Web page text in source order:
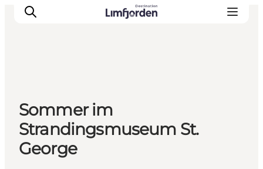
Sommer im
Strandingsmuseum St.
George